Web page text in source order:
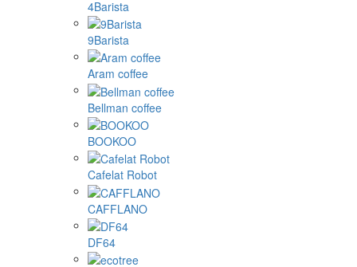
4Barista
9Barista
Aram coffee
Bellman coffee
BOOKOO
Cafelat Robot
CAFFLANO
DF64